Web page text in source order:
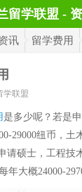
留学联盟 -
讯 留学费用
学联盟
是多少呢？若是
29000纽币，土
请硕士，工程技
年大概24000-